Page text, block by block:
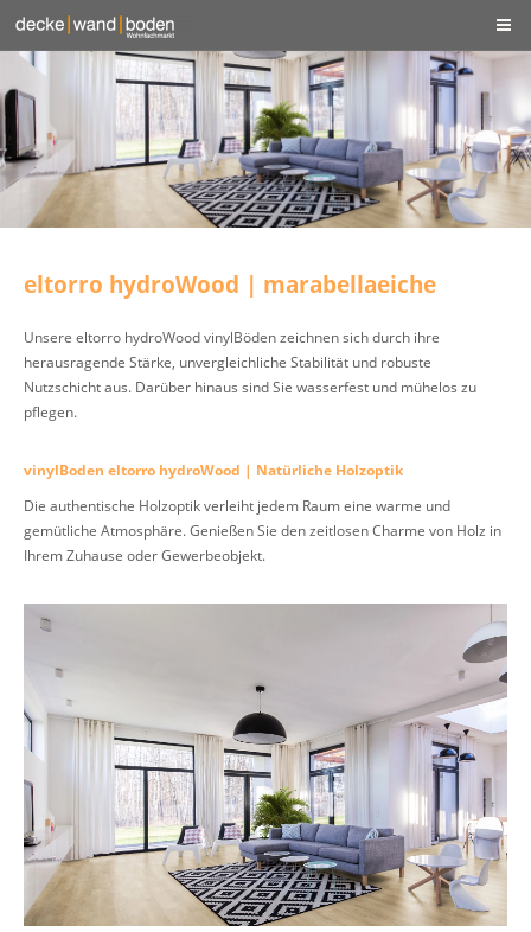
eltorro hydroWood | marabellaeiche
Unsere eltorro hydroWood vinylBöden zeichnen sich durch ihre
herausragende Stärke, unvergleichliche Stabilität und robuste
Nutzschicht aus. Darüber hinaus sind Sie wasserfest und mühelos zu
pflegen.
vinylBoden eltorro hydroWood | Natürliche Holzoptik
Die authentische Holzoptik verleiht jedem Raum eine warme und
gemütliche Atmosphäre. Genießen Sie den zeitlosen Charme von Holz in
Ihrem Zuhause oder Gewerbeobjekt.